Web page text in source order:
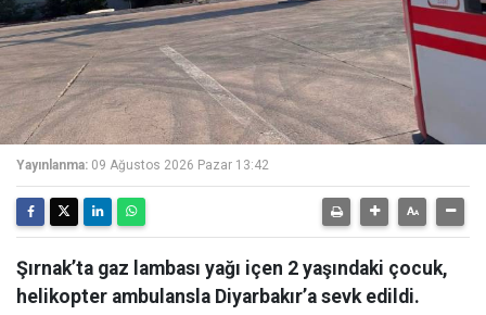
Yayınlanma: 09 Ağustos 2026 Pazar 13:42
Şırnak’ta gaz lambası yağı içen 2 yaşındaki çocuk,
helikopter ambulansla Diyarbakır’a sevk edildi.